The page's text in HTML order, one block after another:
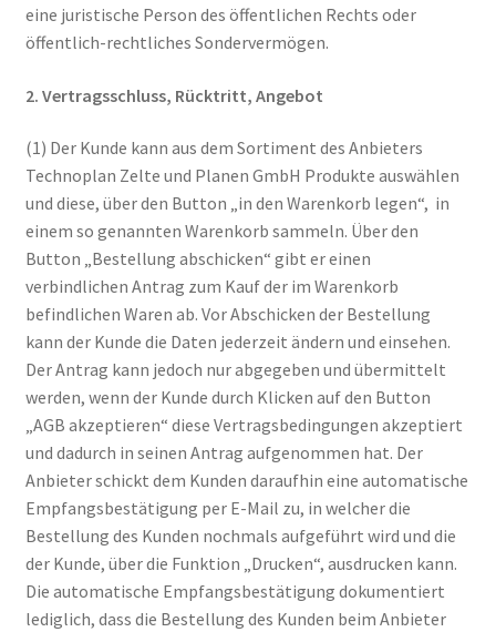
eine juristische Person des öffentlichen Rechts oder
öffentlich-rechtliches Sondervermögen.
2. Vertragsschluss, Rücktritt, Angebot
(1) Der Kunde kann aus dem Sortiment des Anbieters
Technoplan Zelte und Planen GmbH Produkte auswählen
und diese, über den Button „in den Warenkorb legen“, in
einem so genannten Warenkorb sammeln. Über den
Button „Bestellung abschicken“ gibt er einen
verbindlichen Antrag zum Kauf der im Warenkorb
befindlichen Waren ab. Vor Abschicken der Bestellung
kann der Kunde die Daten jederzeit ändern und einsehen.
Der Antrag kann jedoch nur abgegeben und übermittelt
werden, wenn der Kunde durch Klicken auf den Button
„AGB akzeptieren“ diese Vertragsbedingungen akzeptiert
und dadurch in seinen Antrag aufgenommen hat. Der
Anbieter schickt dem Kunden daraufhin eine automatische
Empfangsbestätigung per E-Mail zu, in welcher die
Bestellung des Kunden nochmals aufgeführt wird und die
der Kunde, über die Funktion „Drucken“, ausdrucken kann.
Die automatische Empfangsbestätigung dokumentiert
lediglich, dass die Bestellung des Kunden beim Anbieter